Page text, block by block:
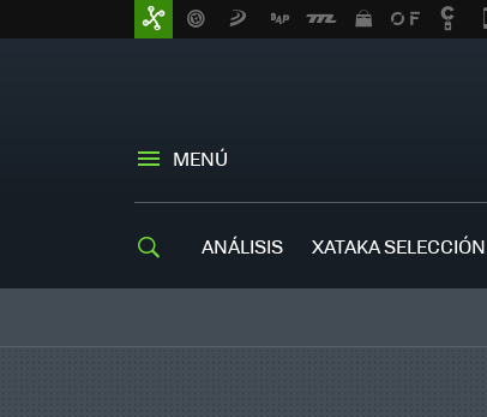
MENÚ
ANÁLISIS XATAKA SELECCIÓN